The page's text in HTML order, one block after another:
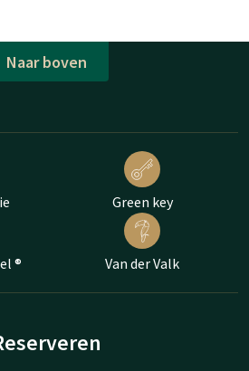
Naar boven
Green key
® Van der Valk